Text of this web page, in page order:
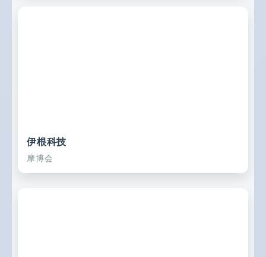
伊根科技
摩博会